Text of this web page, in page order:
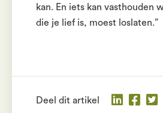
kan. En iets kan vasthouden
die je lief is, moest loslaten.”
Deel dit artikel